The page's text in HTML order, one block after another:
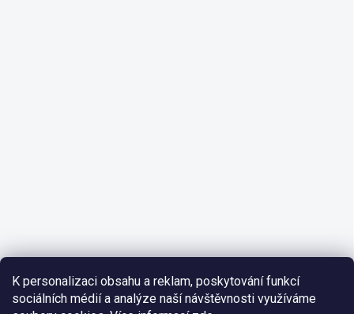
K personalizaci obsahu a reklam, poskytování funkcí
sociálních médií a analýze naší návštěvnosti využíváme